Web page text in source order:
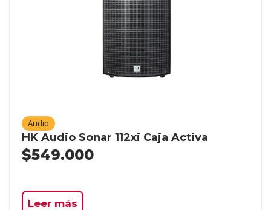
Audio
HK Audio Sonar 112xi Caja Activa
$549.000
Leer más